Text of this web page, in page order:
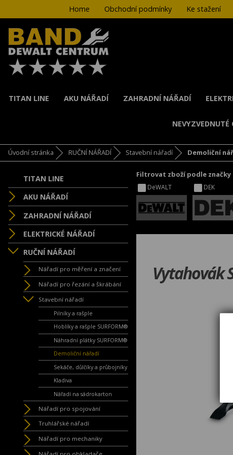
Home Obchodní podmínky Ke stažení
TITAN LINE AKU NÁŘADÍ ZAHRADNÍ NÁŘADÍ
NEVYZVEDNUTÉ
Úvodní stránka RUČNÍ NÁŘADÍ Stavební nářadí Demoliční
TITAN LINE
AKU NÁŘADÍ
ZAHRADNÍ NÁŘADÍ
ELEKTRICKÉ NÁŘADÍ
RUČNÍ NÁŘADÍ
Nářadí pro měření a značení
Nářadí pro řezání a škrábání
Stavební nářadí
Pilníky a rašple
Hoblíky a rašple SURFORM®
Náhradní plátky SURFORM®
Demoliční nářadí
Sekáče, důlčíky a průbojníky
Kladiva
Nářadí na sádrokarton
Nářadí pro spojování
Truhlářské nářadí
Nářadí pro mechaniky
Filtrovat zboží podle značky
DeWALT DEK
Vytahovák